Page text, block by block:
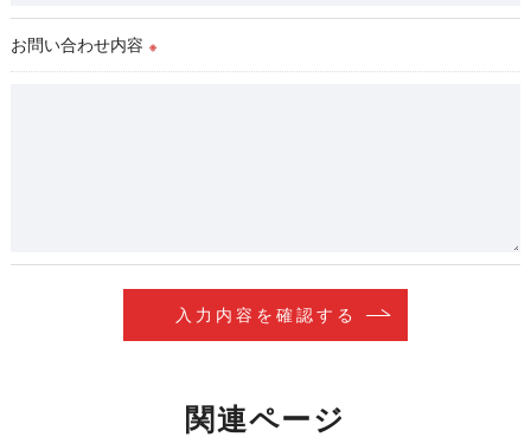
続を定めさせて頂いております。
ご本人である事を確認のうえ、対応させて頂きます。
個人情報の開示･訂正･削除・利用停止の具体的手続きにつきま
お問い合わせ内容 ※
関連ページ